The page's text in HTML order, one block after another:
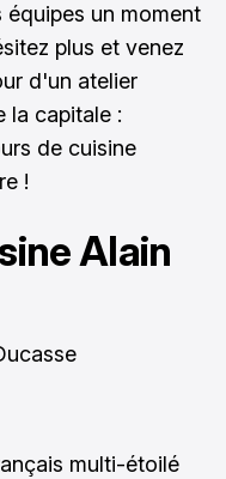
équipes un moment
plus et venez
d'un atelier
la capitale :
de cuisine
!
Alain
multi-étoilé